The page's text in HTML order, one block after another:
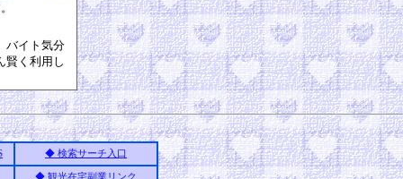
バイト気分
賢く利用し
◆ 検索サーチ入口
◆ 観光在宅副業リンク